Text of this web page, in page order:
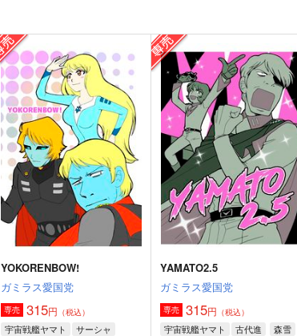
やまもと!2205第３巻-
ISCANDAR-
KURONEKO-WORK's-くろね
こわぁくす-
660円（税込）
宇宙戦艦ヤマト2205
山本玲
森雪
古代進
サンプル カート
Yamato Crew Everyday Spe
cial 07
KIYO CLUB
1,573円（税込）
宇宙戦艦ヤマト
サーシャ
古代進
デスラー
サンプル カート
YOKORENBOW!
ガミラス愛国党
専売 315円 （税込）
宇宙戦艦ヤマト
サーシャ
YAMATO2.5
ガミラス愛国党
専売 315円 （税込）
宇宙戦艦ヤマト 古代進
森雪